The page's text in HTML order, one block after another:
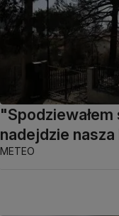
nadejdzie
METEO